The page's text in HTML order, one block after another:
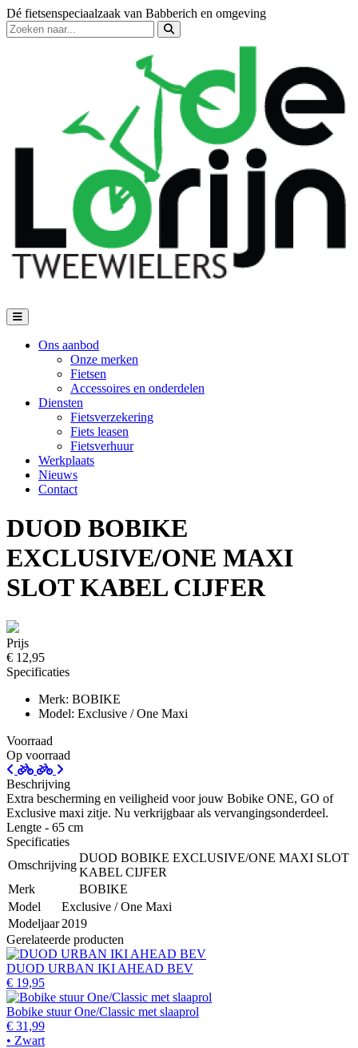
Dé fietsenspeciaalzaak van Babberich en omgeving
Ons aanbod
Onze merken
Fietsen
Accessoires en onderdelen
Diensten
Fietsverzekering
Fiets leasen
Fietsverhuur
Werkplaats
Nieuws
Contact
DUOD BOBIKE
EXCLUSIVE/ONE MAXI
SLOT KABEL CIJFER
Prijs
€ 12,95
Specificaties
Merk: BOBIKE
Model: Exclusive / One Maxi
Voorraad
Op voorraad
Beschrijving
Extra bescherming en veiligheid voor jouw Bobike ONE, GO of
Exclusive maxi zitje. Nu verkrijgbaar als vervangingsonderdeel.
Lengte - 65 cm
Specificaties
Omschrijving
DUOD BOBIKE EXCLUSIVE/ONE MAXI SLOT
KABEL CIJFER
Merk
BOBIKE
Model
Exclusive / One Maxi
Modeljaar 2019
Gerelateerde producten
DUOD URBAN IKI AHEAD BEV
€ 19,95
Bobike stuur One/Classic met slaaprol
€ 31,99
• Zwart